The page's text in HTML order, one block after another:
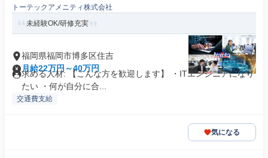
トーテックアメニティ株式会社
未経験OK/研修充実
福岡県福岡市博多区住吉
月給22万円～40万円
求める人材: 【こんな方を歓迎します】 ・ITエンジニアになり
たい ・何が自分に合...
交通費支給
気になる